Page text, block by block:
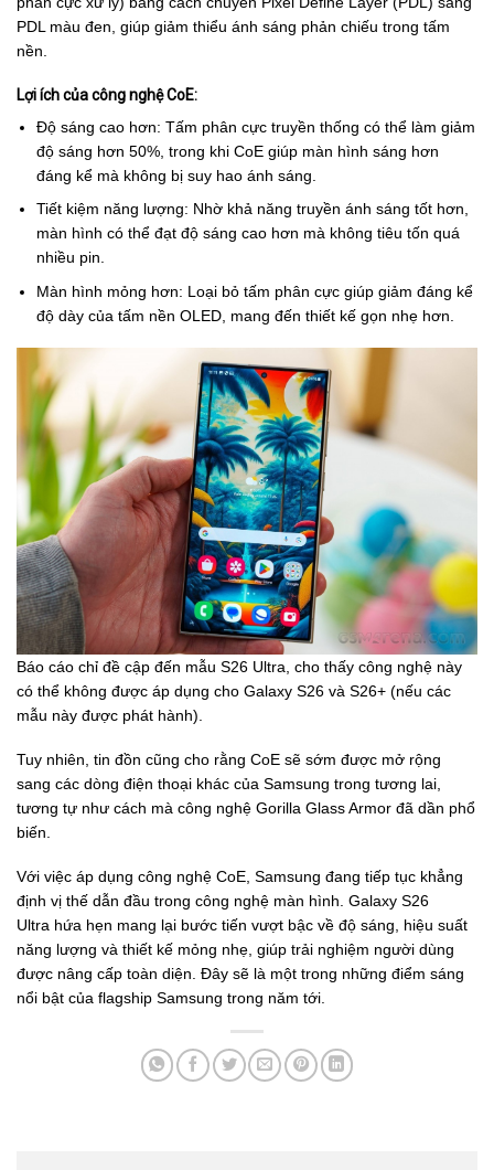
PDL màu đen, giúp giảm thiểu ánh sáng phản chiếu trong tấm
nền.
Lợi ích của công nghệ CoE:
Độ sáng cao hơn: Tấm phân cực truyền thống có thể làm giảm
độ sáng hơn 50%, trong khi CoE giúp màn hình sáng hơn
đáng kể mà không bị suy hao ánh sáng.
Tiết kiệm năng lượng: Nhờ khả năng truyền ánh sáng tốt hơn,
màn hình có thể đạt độ sáng cao hơn mà không tiêu tốn quá
nhiều pin.
Màn hình mỏng hơn: Loại bỏ tấm phân cực giúp giảm đáng kể
độ dày của tấm nền OLED, mang đến thiết kế gọn nhẹ hơn.
Báo cáo chỉ đề cập đến mẫu S26 Ultra, cho thấy công nghệ này
có thể không được áp dụng cho Galaxy S26 và S26+ (nếu các
mẫu này được phát hành).
Tuy nhiên, tin đồn cũng cho rằng CoE sẽ sớm được mở rộng
sang các dòng điện thoại khác của Samsung trong tương lai,
tương tự như cách mà công nghệ Gorilla Glass Armor đã dần phổ
biến.
Với việc áp dụng công nghệ CoE, Samsung đang tiếp tục khẳng
định vị thế dẫn đầu trong công nghệ màn hình. Galaxy S26
Ultra hứa hẹn mang lại bước tiến vượt bậc về độ sáng, hiệu suất
năng lượng và thiết kế mỏng nhẹ, giúp trải nghiệm người dùng
được nâng cấp toàn diện. Đây sẽ là một trong những điểm sáng
nổi bật của flagship Samsung trong năm tới.